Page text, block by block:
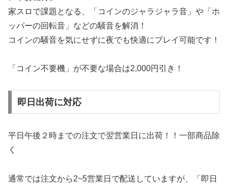
家スロで課題となる、「コインのジャラジャラ音」や「ホ
ッパーの回転音」などの騒音を解消！
コインの騒音を気にせずに夜でも快適にプレイ可能です！
「コイン不要機」が不要な場合は2,000円引き！
即日出荷に対応
平日午後２時までの注文で翌営業日に出荷！！一部商品除
く
通常では注文から2~5営業日で配送していますが、「即日